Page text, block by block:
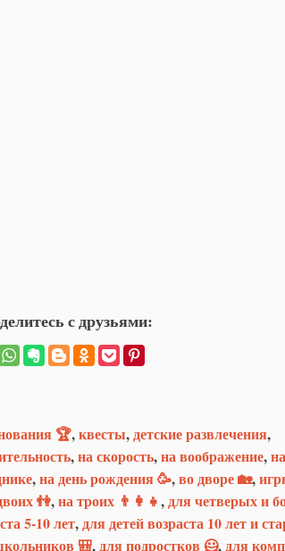
с друзьями:
🏆,квесты,детские развлечения,
,на скорость,на воображение,на
,на день рождения 🥳,во дворе 🏡,
👫,на троих 👨‍👩‍👧,для четверых и
5-10 лет,для детей возраста 10 лет и
🎒,для подростков 🦸,для